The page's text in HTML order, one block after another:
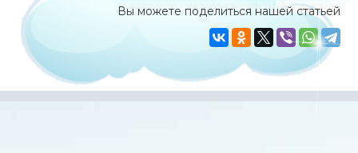
Вы можете поделиться нашей статьей